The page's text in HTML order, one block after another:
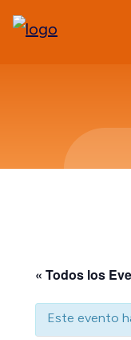
« Todos los
Este evento